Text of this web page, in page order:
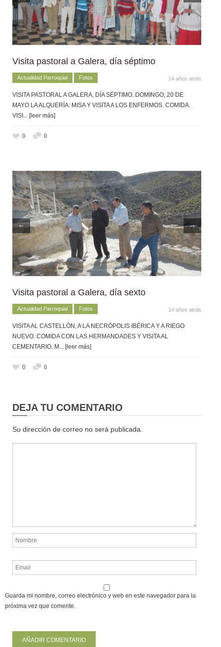
Visita pastoral a Galera, día séptimo
Actualidad Parroquial Fotos 14 años atrás
VISITA PASTORAL A GALERA, DÍA SÉPTIMO. DOMINGO, 20 DE
MAYO LA ALQUERÍA: MISA Y VISITA A LOS ENFERMOS. COMIDA.
VISI ... [leer más]
0 0
← →
Visita pastoral a Galera, día sexto
Actualidad Parroquial Fotos 14 años atrás
VISITA AL CASTELLÓN, A LA NECRÓPOLIS IBÉRICA Y A RIEGO
NUEVO. COMIDA CON LAS HERMANDADES Y VISITA AL
CEMENTARIO. M... [leer más]
0 0
DEJA TU COMENTARIO
Su dirección de correo no será publicada.
Guarda mi nombre, correo electrónico y web en este navegador para la
próxima vez que comente.